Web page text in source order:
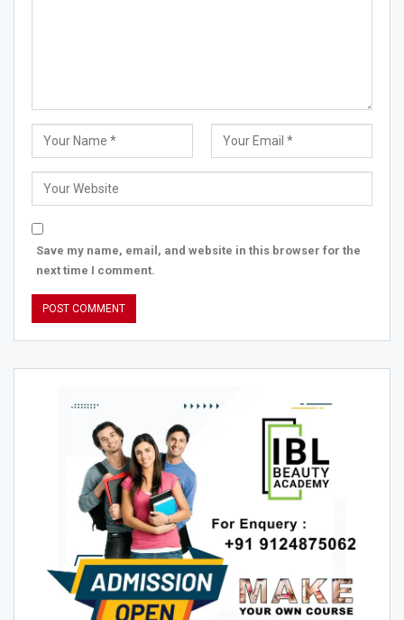
Save my name, email, and website in this browser for the
next time I comment.